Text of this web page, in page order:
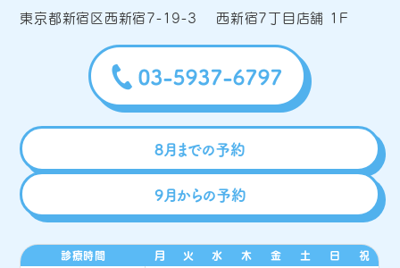
東京都新宿区西新宿7-19-3 西新宿7丁目店舗 1F
8月までの予約
9月からの予約
診療時間 月 火 水 木 金 土 日
祝